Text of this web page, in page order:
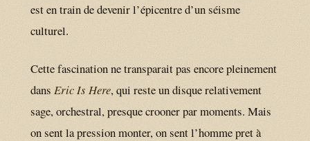
est en train de devenir l’épicentre d’un séisme
culturel.
Cette fascination ne transparait pas encore pleinement
dans Eric Is Here, qui reste un disque relativement
sage, orchestral, presque crooner par moments. Mais
on sent la pression monter, on sent l’homme pret à